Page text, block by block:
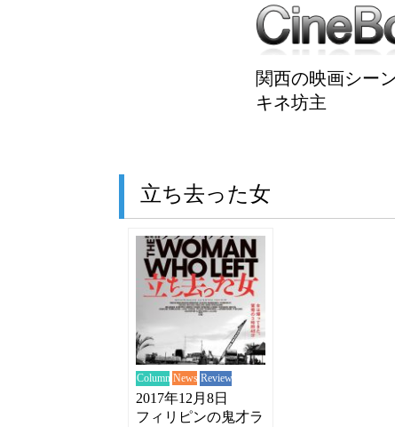
関西の映画シー
キネ坊主
立ち去った女
Column News Review
2017年12月8日
フィリピンの鬼才ラ